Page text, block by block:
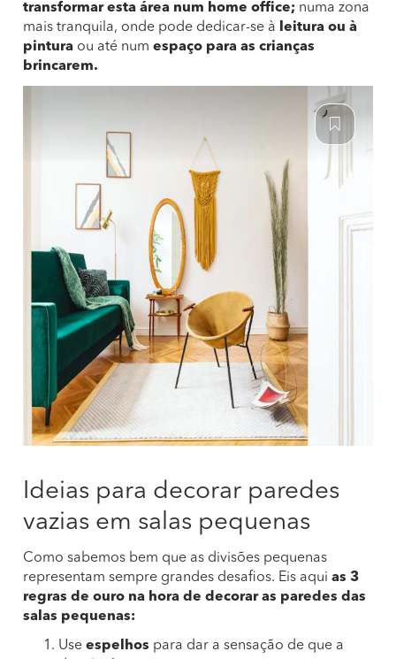
transformar esta área num home office; numa zona
mais tranquila, onde pode dedicar-se à
leitura ou à
pintura ou até num espaço para as crianças
brincarem.
Ideias para decorar paredes
vazias em salas pequenas
Como sabemos bem que as divisões pequenas
representam sempre grandes desafios. Eis aqui as 3
regras de ouro na hora de decorar as paredes das
salas pequenas:
Use espelhos para dar a sensação de que a